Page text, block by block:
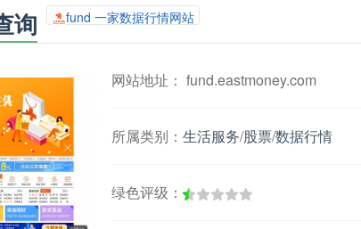
询 fund 一家数据行情网站
网站地址： fund.eastmoney.com
所属类别： 生活服务/股票/数据行情
绿色评级：